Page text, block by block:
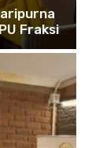
Fraksi